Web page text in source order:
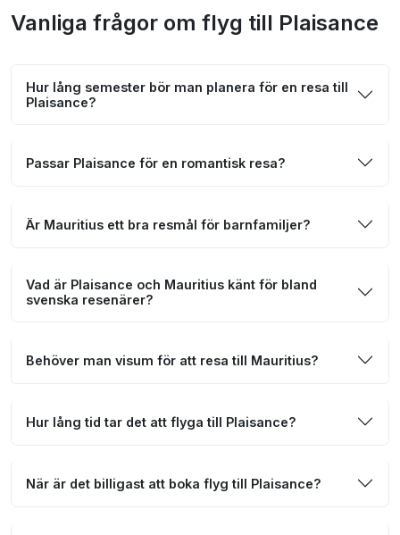
Vanliga frågor om flyg till Plaisance
Hur lång semester bör man planera för en resa till
Plaisance?
Passar Plaisance för en romantisk resa?
Är Mauritius ett bra resmål för barnfamiljer?
Vad är Plaisance och Mauritius känt för bland
svenska resenärer?
Behöver man visum för att resa till Mauritius?
Hur lång tid tar det att flyga till Plaisance?
När är det billigast att boka flyg till Plaisance?